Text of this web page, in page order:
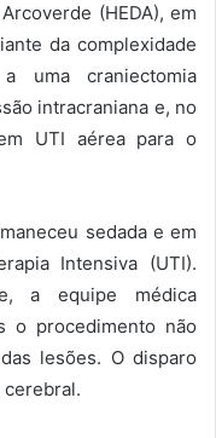
(HEDA), em
da complexidade
uma craniectomia
intracraniana e, no
UTI aérea para o
sedada e em
Intensiva (UTI).
a equipe médica
o procedimento não
lesões. O disparo